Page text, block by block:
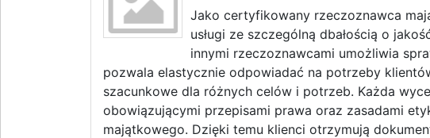
Jako certyfikowany rzeczoznawca
usługi ze szczególną dbałością o
innymi rzeczoznawcami umożliwia
pozwala elastycznie odpowiadać na potrzeby
szacunkowe dla różnych celów i potrzeb. Każda
obowiązującymi przepisami prawa oraz zasadami
majątkowego. Dzięki temu klienci otrzymują